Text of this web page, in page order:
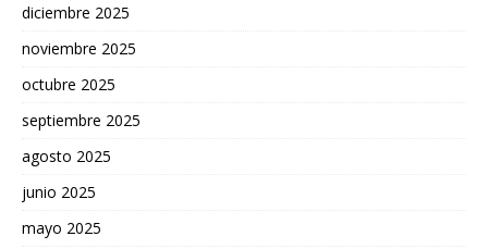
diciembre 2025
noviembre 2025
octubre 2025
septiembre 2025
agosto 2025
junio 2025
mayo 2025